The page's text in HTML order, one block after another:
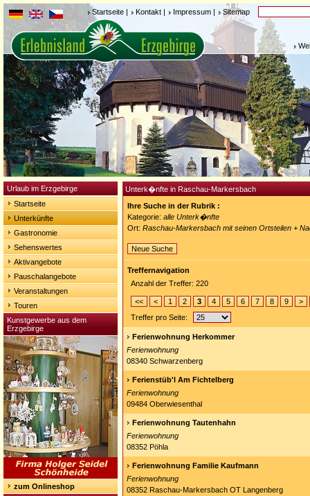
Startseite | Kontakt | Impressum | Sitemap
Urlaub im Erzgebirge
Startseite
Unterkünfte
Gastronomie
Sehenswertes
Aktivangebote
Pauschalangebote
Veranstaltungen
Touren
Kunstgewerbe aus dem
Erzgebirge
zum Onlineshop
Unterk�nfte in Raschau-Markersbach
Ihre Suche in der Rubrik :
Kategorie: alle Unterk�nfte
Ort: Raschau-Markersbach mit seinen Ortsteilen +
Neue Suche
Treffernavigation
Anzahl der Treffer: 220
<< < 1 2 3 4 5 6 7 8 9
>
Treffer pro Seite:
Ferienwohnung Herkommer
Ferienwohnung
08340 Schwarzenberg
Ferienstüb'l Am Fichtelberg
Ferienwohnung
09484 Oberwiesenthal
Ferienwohnung Tautenhahn
Ferienwohnung
08352 Pöhla
Ferienwohnung Familie Kaufmann
Ferienwohnung
08352 Raschau-Markersbach OT Langenberg